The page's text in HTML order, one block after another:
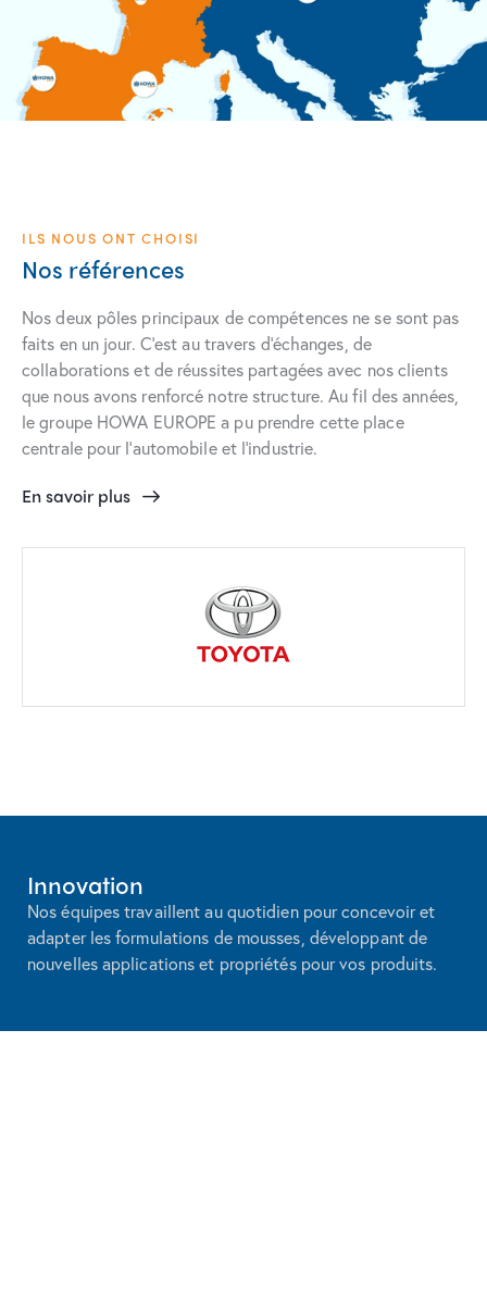
ILS NOUS ONT CHOISI
Nos références
Nos deux pôles principaux de compétences ne se sont pas
faits en un jour. C’est au travers d’échanges, de
collaborations et de réussites partagées avec nos clients
que nous avons renforcé notre structure. Au fil des années,
le groupe HOWA EUROPE a pu prendre cette place
centrale pour l’automobile et l’industrie.
En savoir plus
Innovation
Nos équipes travaillent au quotidien pour concevoir et
adapter les formulations de mousses, développant de
nouvelles applications et propriétés pour vos produits.